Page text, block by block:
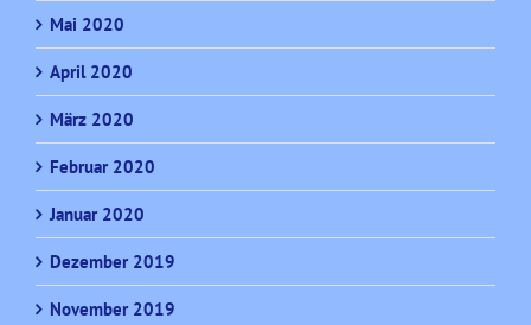
Mai 2020
April 2020
März 2020
Februar 2020
Januar 2020
Dezember 2019
November 2019